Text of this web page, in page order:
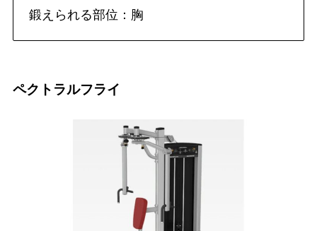
鍛えられる部位：胸
ペクトラルフライ